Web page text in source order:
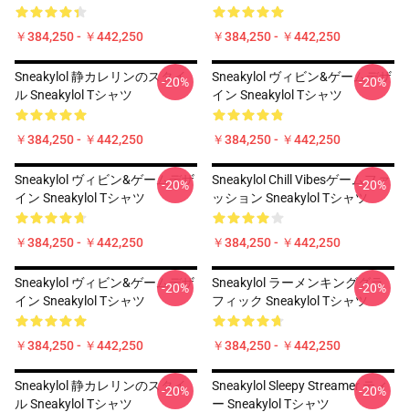
￥384,250 - ￥442,250 ￥384,250 - ￥442,250
Sneakylol 静カレリンのスタイ
ル Sneakylol Tシャツ
￥384,250 - ￥442,250
-20%
Sneakylol ヴィビン&ゲームデザ
イン Sneakylol Tシャツ
￥384,250 - ￥442,250
-20%
Sneakylol ヴィビン&ゲームデザ
イン Sneakylol Tシャツ
￥384,250 - ￥442,250
-20%
Sneakylol Chill Vibesゲームファ
ッション Sneakylol Tシャツ
￥384,250 - ￥442,250
-20%
Sneakylol ヴィビン&ゲームデザ
イン Sneakylol Tシャツ
￥384,250 - ￥442,250
-20%
Sneakylol ラーメンキンググラ
フィック Sneakylol Tシャツ
￥384,250 - ￥442,250
-20%
Sneakylol 静カレリンのスタイ
ル Sneakylol Tシャツ
-20%
Sneakylol Sleepy Streamer ティ
ー Sneakylol Tシャツ
-20%